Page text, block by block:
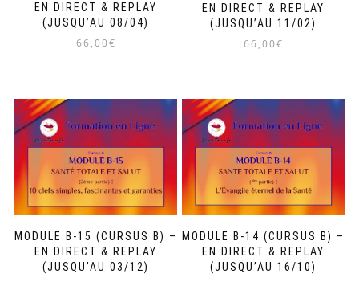
EN DIRECT & REPLAY
(JUSQU’AU 08/04)
66,00€
EN DIRECT & REPLAY
(JUSQU’AU 11/02)
66,00€
MODULE B-15 (CURSUS B) –
EN DIRECT & REPLAY
(JUSQU’AU 03/12)
MODULE B-14 (CURSUS B) –
EN DIRECT & REPLAY
(JUSQU’AU 16/10)